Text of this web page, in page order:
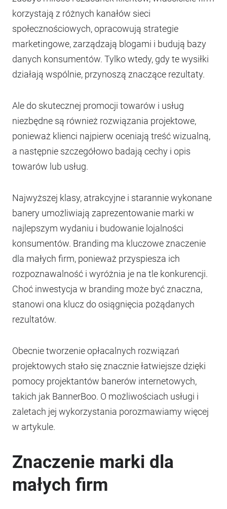
korzystają z różnych kanałów sieci
społecznościowych, opracowują strategie
marketingowe, zarządzają blogami i budują bazy
danych konsumentów. Tylko wtedy, gdy te wysiłki
działają wspólnie, przynoszą znaczące rezultaty.
Ale do skutecznej promocji towarów i usług
niezbędne są również rozwiązania projektowe,
ponieważ klienci najpierw oceniają treść wizualną,
a następnie szczegółowo badają cechy i opis
towarów lub usług.
Najwyższej klasy, atrakcyjne i starannie wykonane
banery umożliwiają zaprezentowanie marki w
najlepszym wydaniu i budowanie lojalności
konsumentów. Branding ma kluczowe znaczenie
dla małych firm, ponieważ przyspiesza ich
rozpoznawalność i wyróżnia je na tle konkurencji.
Choć inwestycja w branding może być znaczna,
stanowi ona klucz do osiągnięcia pożądanych
rezultatów.
Obecnie tworzenie opłacalnych rozwiązań
projektowych stało się znacznie łatwiejsze dzięki
pomocy projektantów banerów internetowych,
takich jak BannerBoo. O możliwościach usługi i
zaletach jej wykorzystania porozmawiamy więcej
w artykule.
Znaczenie marki dla
małych firm